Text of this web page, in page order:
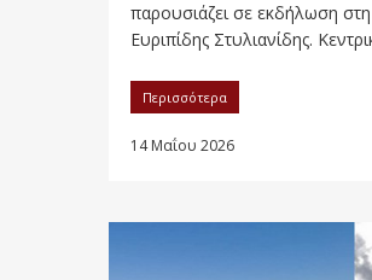
παρουσιάζει σε εκδήλωση
Ευριπίδης Στυλιανίδης.
Περισσότερα
14 Μαΐου 2026